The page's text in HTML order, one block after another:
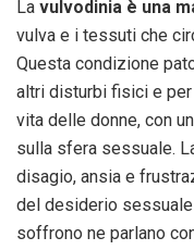
La vulvodinia è una
vulva e i tessuti che
Questa condizione
altri disturbi fisici e
vita delle donne, con
sulla sfera sessuale.
disagio, ansia e
del desiderio sessuale
soffrono ne parlano